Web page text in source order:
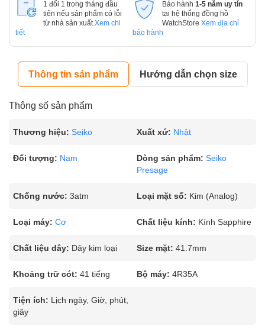
1 đổi 1 trong tháng đầu
tiên nếu sản phẩm có lỗi
từ nhà sản xuất. Xem chi
tiết
Bảo hành 1-5 năm uy tín
tại hệ thống đồng hồ
WatchStore Xem địa chỉ
bảo hành
Thông tin sản phẩm Hướng dẫn chọn size
Thông số sản phẩm
Thương hiệu: Seiko Xuất xứ: Nhật
Đối tượng: Nam Dòng sản phẩm: Seiko
Presage
Chống nước: 3atm Loại mặt số: Kim (Analog)
Loại máy: Cơ Chất liệu kính: Kính Sapphire
Chất liệu dây: Dây kim loại Size mặt: 41.7mm
Khoảng trữ cót: 41 tiếng Bộ máy: 4R35A
Tiện ích: Lịch ngày, Giờ, phút,
giây